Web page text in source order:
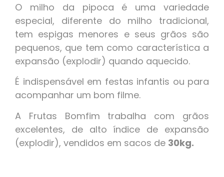
O milho da pipoca é uma variedade
especial, diferente do milho tradicional,
tem espigas menores e seus grãos são
pequenos, que tem como característica a
expansão (explodir) quando aquecido.
É indispensável em festas infantis ou para
acompanhar um bom filme.
A Frutas Bomfim trabalha com grãos
excelentes, de alto índice de expansão
(explodir), vendidos em sacos de 30kg.